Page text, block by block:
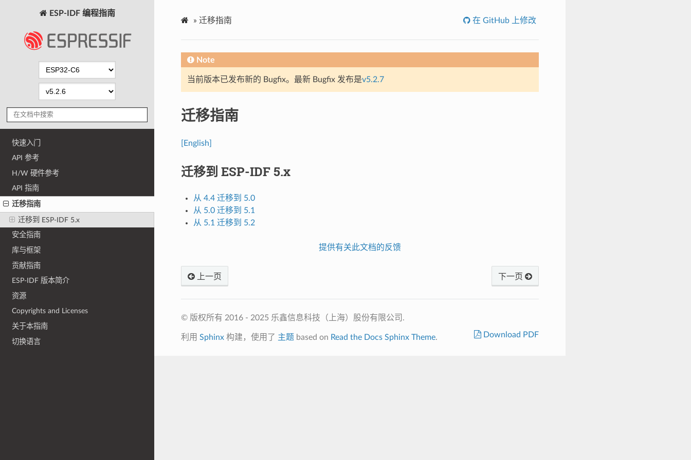
ESP-IDF 编程指南
快速入门
API 参考
H/W 硬件参考
API 指南
迁移指南
迁移到 ESP-IDF 5.x
安全指南
库与框架
贡献指南
ESP-IDF 版本简介
资源
Copyrights and Licenses
关于本指南
切换语言
» 迁移指南 在 GitHub 上修改
Note
当前版本已发布新的 Bugfix。最新 Bugfix 发布是v5.2.7
迁移指南
[English]
迁移到 ESP-IDF 5.x
从 4.4 迁移到 5.0
从 5.0 迁移到 5.1
从 5.1 迁移到 5.2
提供有关此文档的反馈
上一页 下一页
© 版权所有 2016 - 2025 乐鑫信息科技（上海）股份有限公司.
利用 Sphinx构建，使用了 主题 based on Read the Docs Sphinx Theme. Download PDF